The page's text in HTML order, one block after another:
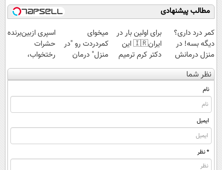
مطالب پیشنهادی
کمر درد داری؟
دیگه بسه! در
منزل درمانش
کن
(◀پرسش‌نامه)
برای اولین بار در
ایران🇮🇷 این
دکتر کرم ترمیم
کننده 23 روزه
ساخت!
میخوای
کمردردت رو "در
منزل" درمان
کنی؟ (◂فیلم +
◂پرسش‌نامه)
اسپری ازبین‌برنده
حشرات
رختخواب،
مناسب برای
مقابله با انواع
نظر شما
نام
ایمیل
* نظر